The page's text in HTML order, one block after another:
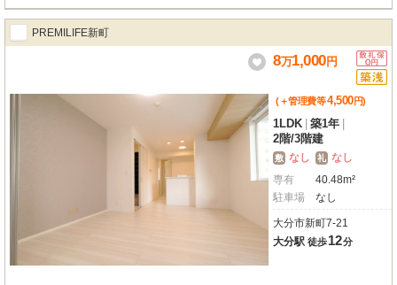
ターネット無料です！（D.U-NET）
PREMILIFE新町
8万1,000円
(＋管理費等4,500円)
1LDK 築1年
2階/3階建
敷 なし 礼 なし
専有
40.48m²
駐車場
なし
大分市新町7-21
大分駅 徒歩12分